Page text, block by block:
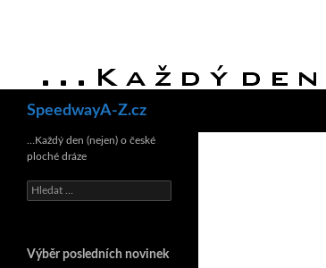
SpeedwayA-Z.cz
…Každý den (nejen) o české
ploché dráze
Vyhledávání
Výběr posledních novinek
Bruno Belan se radoval z
triumfu na domácí dráze!
Andy Appleton obhájil
Reprezentační dvojice
překvapeními!